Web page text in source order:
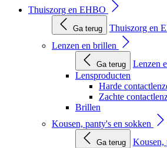
Thuiszorg en EHBO
Ga terug
Thuiszorg en
Lenzen en brillen
Ga terug
Lenzen
Lensproducten
Harde
Zachte
Brillen
Kousen, panty's en sokken
Ga terug
Kousen,